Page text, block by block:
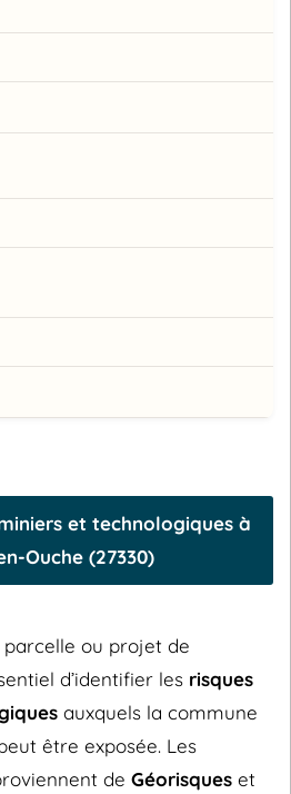
et technologiques à
Ouche (27330)
ou projet de
d’identifier les risques
auxquels la commune
être exposée. Les
de Géorisques et